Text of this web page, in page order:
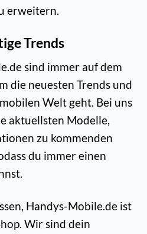
erweitern.
Trends
sind immer auf dem
die neuesten Trends und
Welt geht. Bei uns
aktuellsten Modelle,
zu kommenden
du immer einen
Handys-Mobile.de ist
Wir sind dein